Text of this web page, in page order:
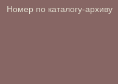
Номер по каталогу-архиву